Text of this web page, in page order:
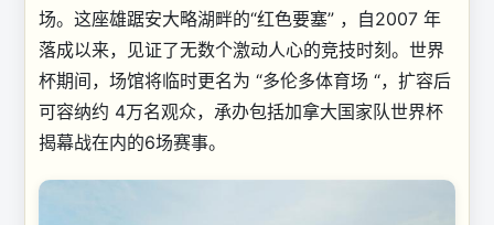
场。这座雄踞安大略湖畔的“红色要塞” ，自2007 年
落成以来，见证了无数个激动人心的竞技时刻。世界
杯期间，场馆将临时更名为 “多伦多体育场 “，扩容后
可容纳约 4万名观众，承办包括加拿大国家队世界杯
揭幕战在内的6场赛事。